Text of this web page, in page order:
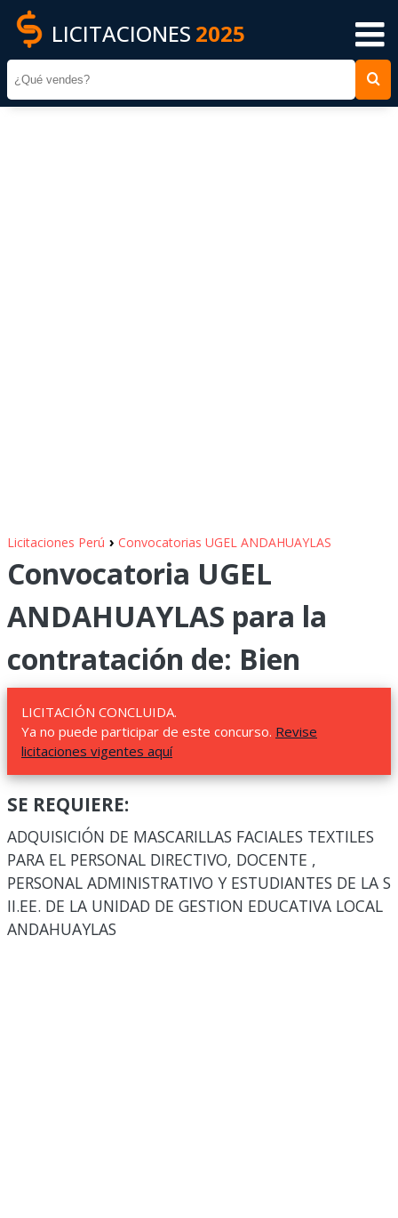
LICITACIONES 2025
Licitaciones Perú › Convocatorias UGEL ANDAHUAYLAS
Convocatoria UGEL
ANDAHUAYLAS para la
contratación de: Bien
LICITACIÓN CONCLUIDA.
Ya no puede participar de este concurso. Revise
licitaciones vigentes aquí
SE REQUIERE:
ADQUISICIÓN DE MASCARILLAS FACIALES TEXTILES
PARA EL PERSONAL DIRECTIVO, DOCENTE ,
PERSONAL ADMINISTRATIVO Y ESTUDIANTES DE LA S
II.EE. DE LA UNIDAD DE GESTION EDUCATIVA LOCAL
ANDAHUAYLAS